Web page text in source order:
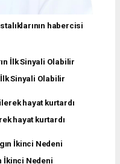
habercisi
İlk Sinyali Olabilir
hayat kurtardı
İkinci Nedeni